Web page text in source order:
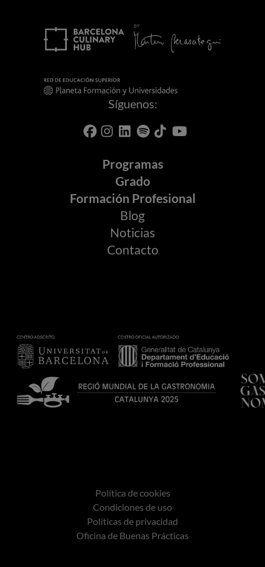
Síguenos:
Programas
Grado
Formación Profesional
Blog
Noticias
Contacto
Política de cookies
Condiciones de uso
Políticas de privacidad
Oficina de Buenas Prácticas